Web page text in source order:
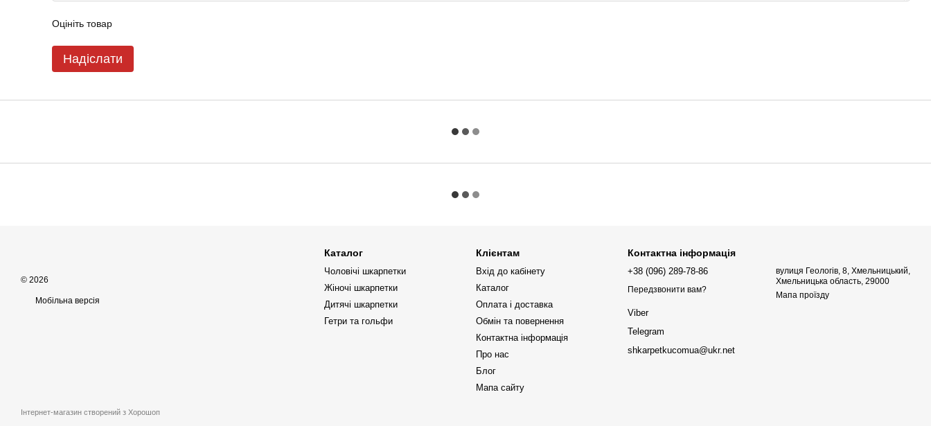
Оцініть товар
Надіслати
© 2026
Мобільна версія
Інтернет-магазин створений з Хорошоп
Каталог
Чоловічі шкарпетки
Жіночі шкарпетки
Дитячі шкарпетки
Гетри та гольфи
Клієнтам
Вхід до кабінету
Каталог
Оплата і доставка
Обмін та повернення
Контактна інформація
Про нас
Блог
Мапа сайту
Контактна інформація
+38 (096) 289-78-86
Передзвонити вам?
Viber
Telegram
shkarpetkucomua@ukr.net
вулиця Геологів, 8, Хмельницький,
Хмельницька область, 29000
Мапа проїзду